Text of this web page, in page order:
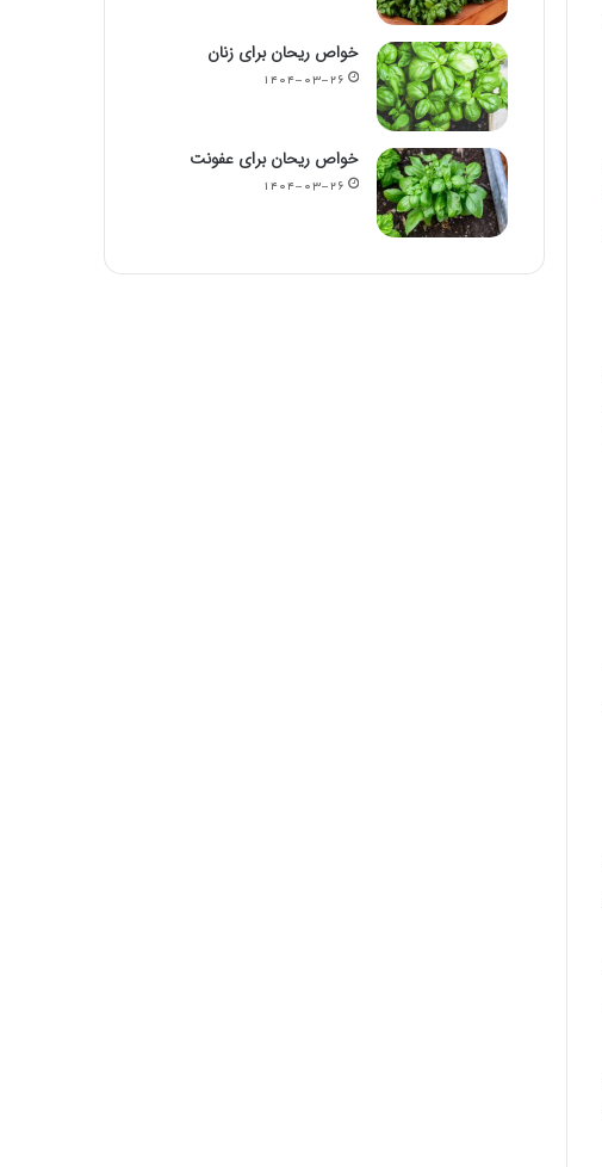
خواص ریحان برای زنان
۱۴۰۴-۰۳-۲۶
خواص ریحان برای عفونت
۱۴۰۴-۰۳-۲۶